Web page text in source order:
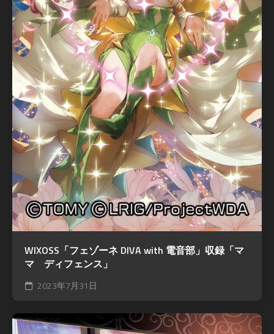
WIXOSS「フェゾーネ DIVA with 電音部」収録「マ
マ ディフェンス」
2023年7月31日